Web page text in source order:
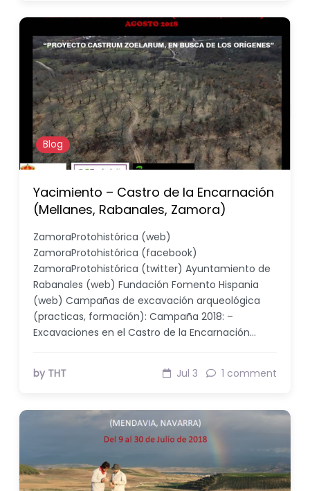
Blog
Yacimiento – Castro de la Encarnación
(Mellanes, Rabanales, Zamora)
ZamoraProtohistórica (web)
ZamoraProtohistórica (facebook)
ZamoraProtohistórica (twitter) Ayuntamiento de
Rabanales (web) Fundación Fomento Hispania
(web) Campañas de excavación arqueológica
(practicas, formación): Campaña 2018: –
Excavaciones en el Castro de la Encarnación…
by THT Jul 3 1 comment